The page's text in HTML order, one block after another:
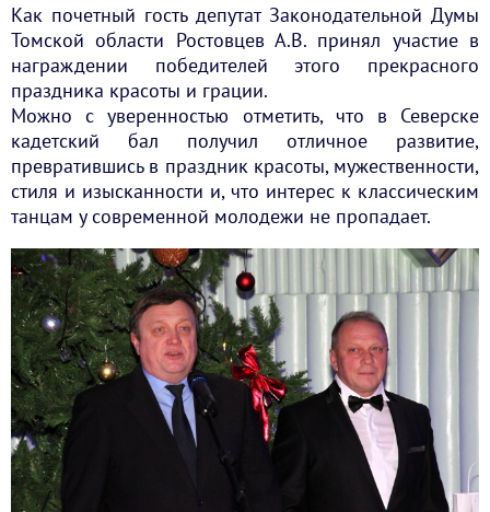
Как почетный гость депутат Законодательной Думы
Томской области Ростовцев А.В. принял участие в
награждении победителей этого прекрасного
праздника красоты и грации.
Можно с уверенностью отметить, что в Северске
кадетский бал получил отличное развитие,
превратившись в праздник красоты, мужественности,
стиля и изысканности и, что интерес к классическим
танцам у современной молодежи не пропадает.